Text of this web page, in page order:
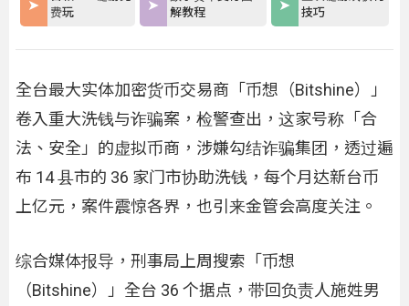
费玩
解教程
技巧
全台最大实体加密货币交易商「币想（Bitshine）」
卷入重大洗钱与诈骗案，检警查出，这家号称「合
法、安全」的虚拟币商，涉嫌勾结诈骗集团，透过遍
布 14 县市的 36 家门市协助洗钱，每个月达新台币
上亿元，案件震惊各界，也引来金管会高度关注。
综合媒体报导，刑事局上周搜索「币想
（Bitshine）」全台 36 个据点，带回负责人施姓男